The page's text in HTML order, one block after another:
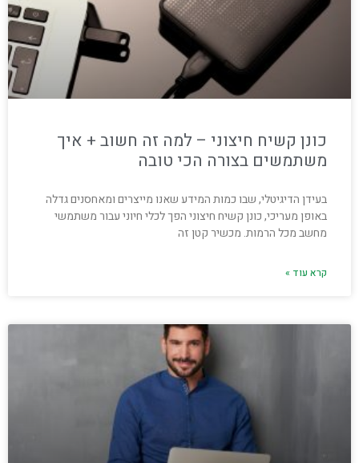
כונן קשיח חיצוני – למה זה חשוב + איך
משתמשים בצורה הכי טובה
בעידן הדיגיטלי, שבו כמות המידע שאנו מייצרים ומאחסנים גדלה
באופן מעריכי, כונן קשיח חיצוני הפך לכלי חיוני עבור משתמשי
מחשב מכל הרמות. מכשיר קטן זה
קרא עוד »